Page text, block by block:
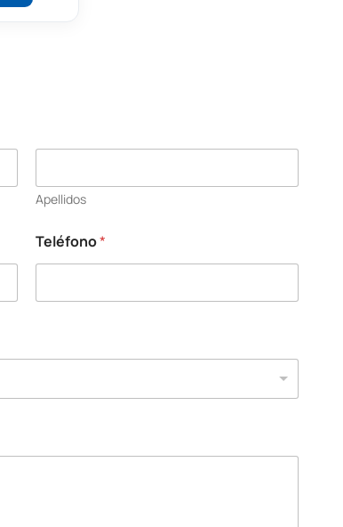
Apellidos
Teléfono*